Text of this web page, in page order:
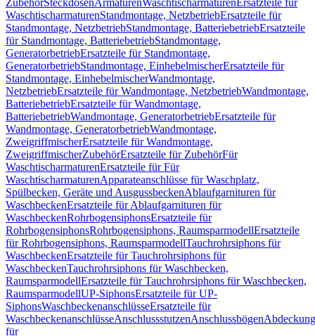
ZubehörSteckdosenArmaturenWaschtischarmaturen Ersatzteile für
WaschtischarmaturenStandmontage, NetzbetriebErsatzteile für
Standmontage, NetzbetriebStandmontage, BatteriebetriebErsatzteile
für Standmontage, BatteriebetriebStandmontage,
GeneratorbetriebErsatzteile für Standmontage,
GeneratorbetriebStandmontage, EinhebelmischerErsatzteile für
Standmontage, EinhebelmischerWandmontage,
NetzbetriebErsatzteile für Wandmontage, NetzbetriebWandmontage,
BatteriebetriebErsatzteile für Wandmontage,
BatteriebetriebWandmontage, GeneratorbetriebErsatzteile für
Wandmontage, GeneratorbetriebWandmontage,
ZweigriffmischerErsatzteile für Wandmontage,
ZweigriffmischerZubehörErsatzteile für ZubehörFür
WaschtischarmaturenErsatzteile für Für
WaschtischarmaturenApparateanschlüsse für Waschplatz,
Spülbecken, Geräte und AusgussbeckenAblaufgarnituren für
WaschbeckenErsatzteile für Ablaufgarnituren für
WaschbeckenRohrbogensiphonsErsatzteile für
RohrbogensiphonsRohrbogensiphons, RaumsparmodellErsatzteile
für Rohrbogensiphons, RaumsparmodellTauchrohrsiphons für
WaschbeckenErsatzteile für Tauchrohrsiphons für
WaschbeckenTauchrohrsiphons für Waschbecken,
RaumsparmodellErsatzteile für Tauchrohrsiphons für Waschbecken,
RaumsparmodellUP-SiphonsErsatzteile für UP-
SiphonsWaschbeckenanschlüsseErsatzteile für
WaschbeckenanschlüsseAnschlussstutzenAnschlussbögen
für